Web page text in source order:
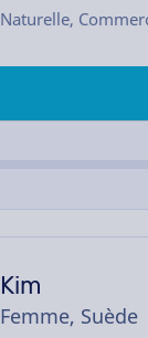
Naturelle,
Kim
Femme, Suède